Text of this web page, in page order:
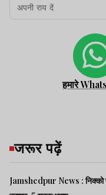
हमारे
जरूर पढ़ें
Jamshedpur News : निक्को